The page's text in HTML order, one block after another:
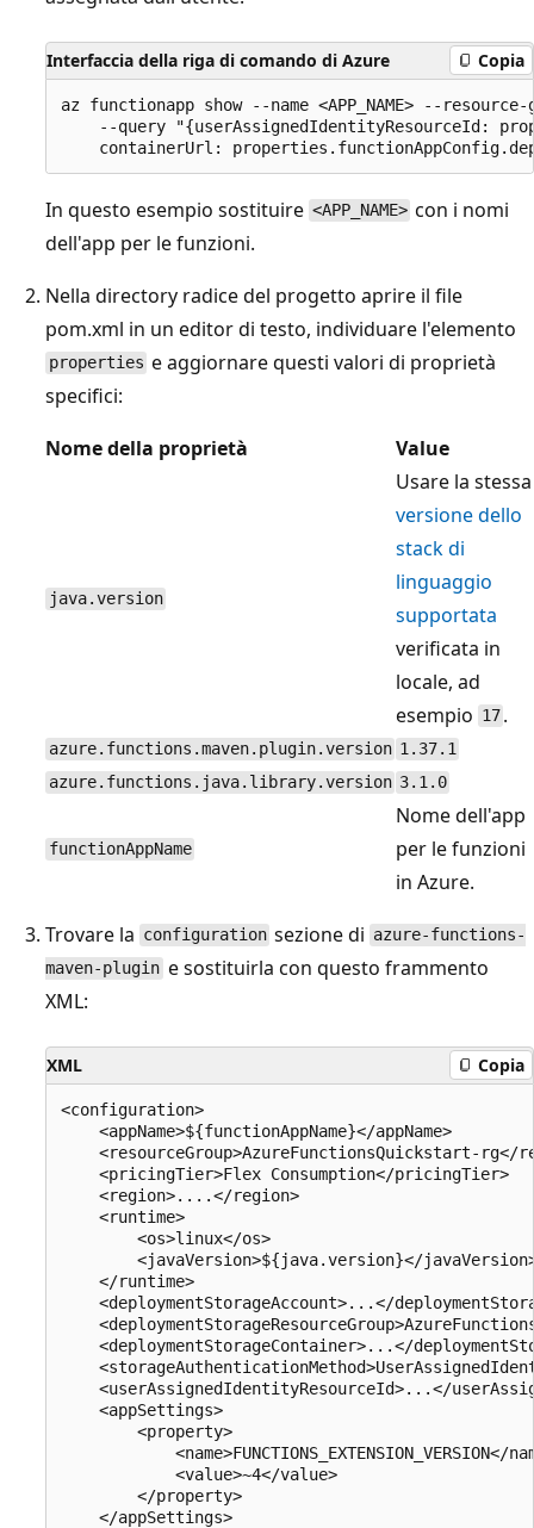
Interfaccia della riga di comando di Azure Copia
az functionapp show --name <APP_NAME> --
--query "{userAssignedIdentityResourceId:
In questo esempio sostituire <APP_NAME> con i nomi
dell'app per le funzioni.
Nella directory radice del progetto aprire il file
pom.xml in un editor di testo, individuare l'elemento
properties e aggiornare questi valori di proprietà
specifici:
Nome della proprietà
Value
java.version
Usare la stessa
versione dello
stack di
linguaggio
supportata
verificata in
locale, ad
esempio 17 .
azure.functions.maven.plugin.version 1.37.1
azure.functions.java.library.version 3.1.0
functionAppName
Nome dell'app
per le funzioni
in Azure.
Trovare la configuration sezione di azure-functions-
maven-plugin e sostituirla con questo frammento
XML:
XML Copia
<configuration>
    <appName>${functionAppName}</appName>
<resourceGroup>AzureFunctionsQuickstart-rg</
    <pricingTier>Flex Consumption</pricingTier>
    <region>....</region>
    <runtime>
        <os>linux</os>
<javaVersion>${java.version}</
    </runtime>
<deploymentStorageAccount>...</
<deploymentStorageContainer>...</
<userAssignedIdentityResourceId>...</
    <appSettings>
        <property>
<name>FUNCTIONS_EXTENSION_VERSION</
            <value>~4</value>
        </property>
    </appSettings>